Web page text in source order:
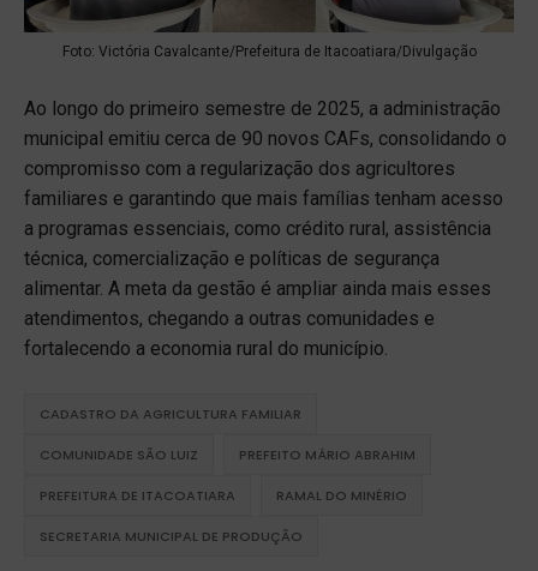
Foto: Victória Cavalcante/Prefeitura de Itacoatiara/Divulgação
Ao longo do primeiro semestre de 2025, a administração
municipal emitiu cerca de 90 novos CAFs, consolidando o
compromisso com a regularização dos agricultores
familiares e garantindo que mais famílias tenham acesso
a programas essenciais, como crédito rural, assistência
técnica, comercialização e políticas de segurança
alimentar. A meta da gestão é ampliar ainda mais esses
atendimentos, chegando a outras comunidades e
fortalecendo a economia rural do município.
CADASTRO DA AGRICULTURA FAMILIAR
COMUNIDADE SÃO LUIZ PREFEITO MÁRIO ABRAHIM
PREFEITURA DE ITACOATIARA RAMAL DO MINÉRIO
SECRETARIA MUNICIPAL DE PRODUÇÃO